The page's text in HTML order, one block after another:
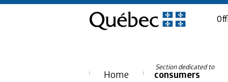
Home
Section dedicated to
consumers